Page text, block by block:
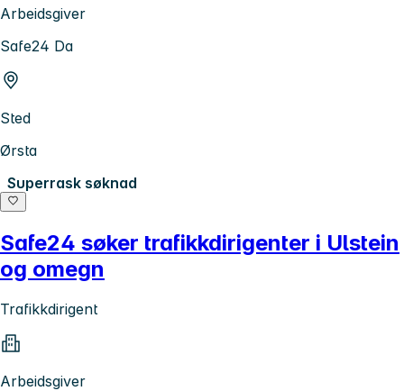
Arbeidsgiver
Safe24 Da
Sted
Ørsta
Superrask søknad
Safe24 søker trafikkdirigenter i Ulstein
og omegn
Trafikkdirigent
Arbeidsgiver